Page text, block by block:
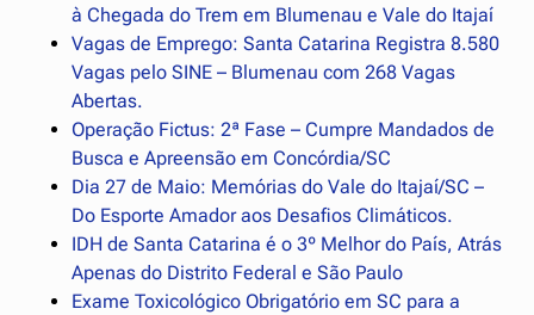
à Chegada do Trem em Blumenau e Vale do Itajaí
Vagas de Emprego: Santa Catarina Registra 8.580
Vagas pelo SINE – Blumenau com 268 Vagas
Abertas.
Operação Fictus: 2ª Fase – Cumpre Mandados de
Busca e Apreensão em Concórdia/SC
Dia 27 de Maio: Memórias do Vale do Itajaí/SC –
Do Esporte Amador aos Desafios Climáticos.
IDH de Santa Catarina é o 3º Melhor do País, Atrás
Apenas do Distrito Federal e São Paulo
Exame Toxicológico Obrigatório em SC para a